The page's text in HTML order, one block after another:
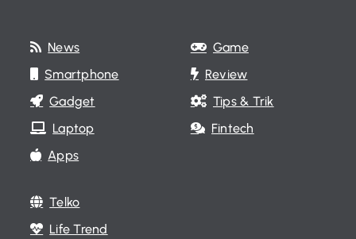
News
Smartphone
Gadget
Laptop
Apps
Game
Review
Tips & Trik
Fintech
Telko
Life Trend